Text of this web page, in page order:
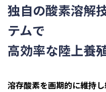
独自の酸素溶解
テムで
高効率な陸上養
溶存酸素を画期的に維持